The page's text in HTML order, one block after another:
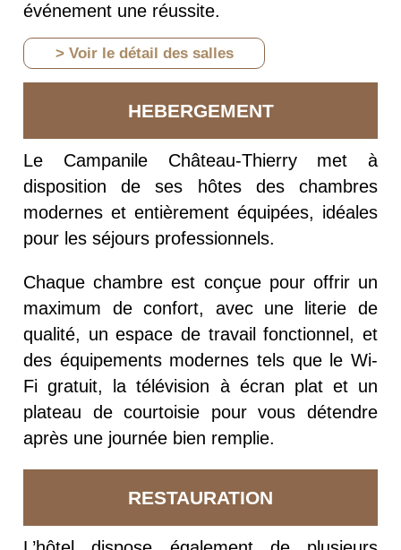
événement une réussite.
> Voir le détail des salles
HEBERGEMENT
Le Campanile Château-Thierry met à
disposition de ses hôtes des chambres
modernes et entièrement équipées, idéales
pour les séjours professionnels.
Chaque chambre est conçue pour offrir un
maximum de confort, avec une literie de
qualité, un espace de travail fonctionnel, et
des équipements modernes tels que le Wi-
Fi gratuit, la télévision à écran plat et un
plateau de courtoisie pour vous détendre
après une journée bien remplie.
RESTAURATION